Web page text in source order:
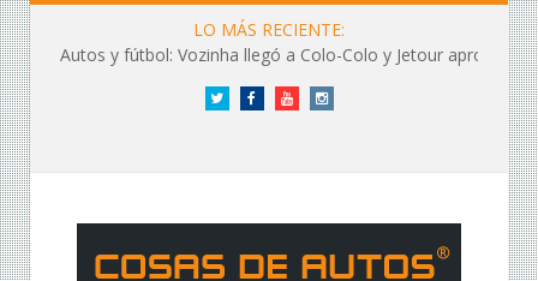
LO MÁS RECIENTE:
Autos y fútbol: Vozinha llegó a Colo-Colo y Jetour aprovechó los flashes
Twitter FacebookYouTubeInstagram